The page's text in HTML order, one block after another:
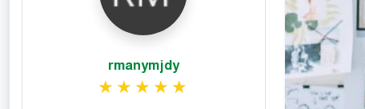
rmanymjdy
تقييم 5 من 5.